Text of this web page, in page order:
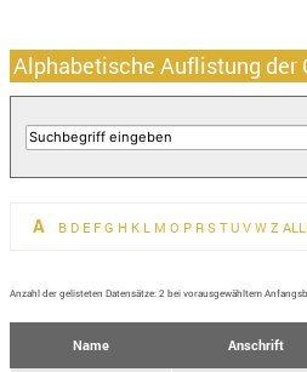
Alphabetische Auflistung der
A B D E F G H K L M O P R S T U V W Z
Anzahl der gelisteten Datensätze: 2 bei vorausgewähltem
Name Anschrift